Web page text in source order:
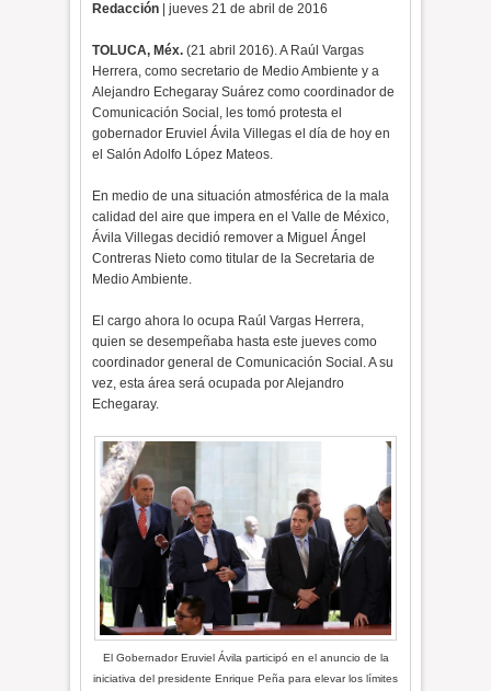
Redacción | jueves 21 de abril de 2016
TOLUCA, Méx.(21 abril 2016). A Raúl Vargas
Herrera, como secretario de Medio Ambiente y a
Alejandro Echegaray Suárez como coordinador de
Comunicación Social, les tomó protesta el
gobernador Eruviel Ávila Villegas el día de hoy en
el Salón Adolfo López Mateos.
En medio de una situación atmosférica de la mala
calidad del aire que impera en el Valle de México,
Ávila Villegas decidió remover a Miguel Ángel
Contreras Nieto como titular de la Secretaria de
Medio Ambiente.
El cargo ahora lo ocupa Raúl Vargas Herrera,
quien se desempeñaba hasta este jueves como
coordinador general de Comunicación Social. A su
vez, esta área será ocupada por Alejandro
Echegaray.
El Gobernador Eruviel Ávila participó en el anuncio de la
iniciativa del presidente Enrique Peña para elevar los límites